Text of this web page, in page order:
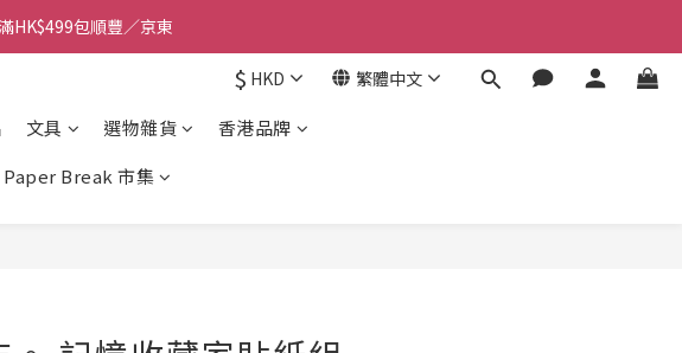
HK$499包順豐／京東
HK$499包順豐／京東
HK$499包順豐／京東
$ HKD 繁體中文
文具 選物雜貨
香港品牌
Paper Break 市集